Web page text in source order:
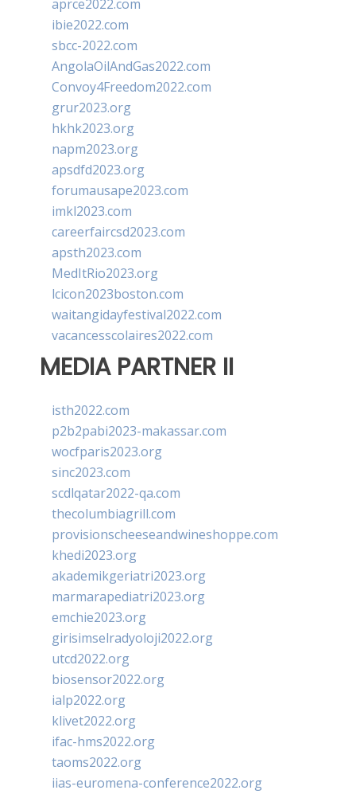
aprce2022.com
ibie2022.com
sbcc-2022.com
AngolaOilAndGas2022.com
Convoy4Freedom2022.com
grur2023.org
hkhk2023.org
napm2023.org
apsdfd2023.org
forumausape2023.com
imkl2023.com
careerfaircsd2023.com
apsth2023.com
MedItRio2023.org
lcicon2023boston.com
waitangidayfestival2022.com
vacancesscolaires2022.com
MEDIA PARTNER II
isth2022.com
p2b2pabi2023-makassar.com
wocfparis2023.org
sinc2023.com
scdlqatar2022-qa.com
thecolumbiagrill.com
provisionscheeseandwineshoppe.com
khedi2023.org
akademikgeriatri2023.org
marmarapediatri2023.org
emchie2023.org
girisimselradyoloji2022.org
utcd2022.org
biosensor2022.org
ialp2022.org
klivet2022.org
ifac-hms2022.org
taoms2022.org
iias-euromena-conference2022.org